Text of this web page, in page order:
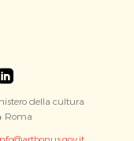
della cultura
Roma